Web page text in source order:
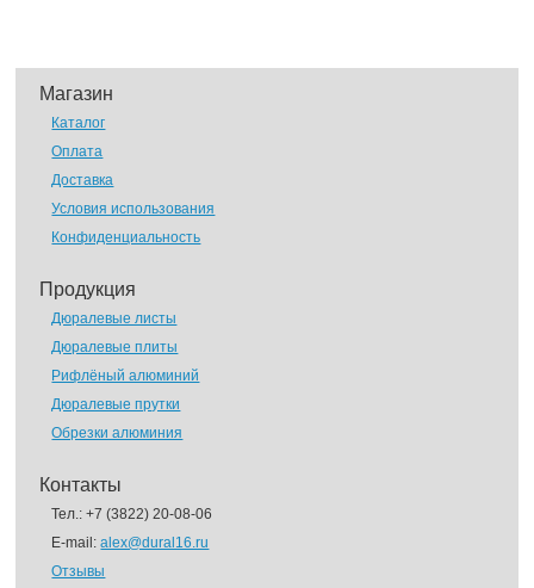
Магазин
Каталог
Оплата
Доставка
Условия использования
Конфиденциальность
Продукция
Дюралевые листы
Дюралевые плиты
Рифлёный алюминий
Дюралевые прутки
Обрезки алюминия
Контакты
Тел.:+7 (3822) 20-08-06
E-mail:alex@dural16.ru
Отзывы